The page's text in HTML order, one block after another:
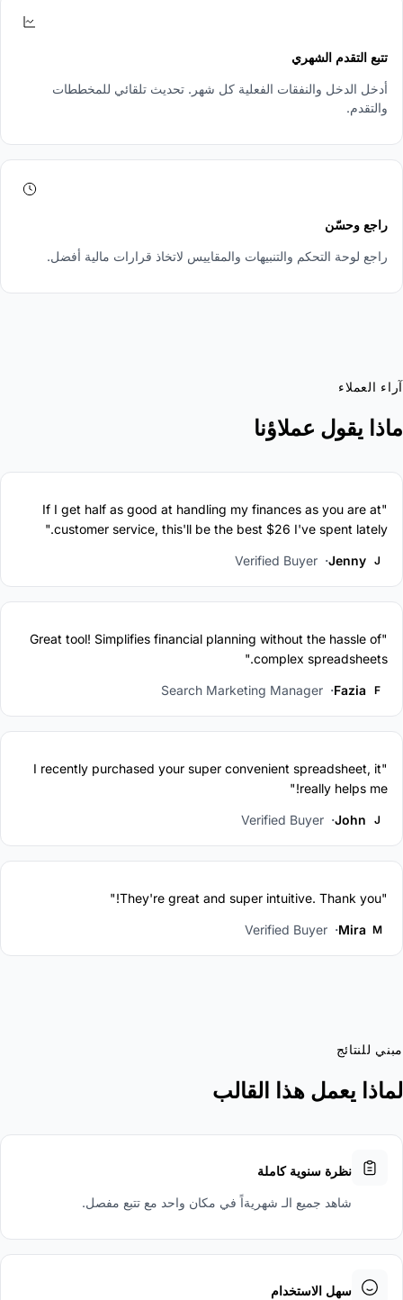
تتبع التقدم الشهري
أدخل الدخل والنفقات الفعلية كل شهر. تحديث تلقائي للمخططات
والتقدم.
راجع وحسّن
راجع لوحة التحكم والتنبيهات والمقاييس لاتخاذ قرارات مالية أفضل.
العملاء
يقول عملاؤنا
"If I get half as good at handling my finances as you are at
customer service, this'll be the best $26 I've spent lately."
J
Jenny
Verified Buyer
"Great tool! Simplifies financial planning without the hassle of
complex spreadsheets."
F
Fazia
Search Marketing Manager
"I recently purchased your super convenient spreadsheet, it
really helps me!"
J
John
Verified Buyer
"They're great and super intuitive. Thank you!"
M
Mira
Verified Buyer
للنتائج
يعمل هذا القالب
نظرة سنوية كاملة
شاهد جميع الـ شهريةاً في مكان واحد مع تتبع مفصل.
سهل الاستخدام